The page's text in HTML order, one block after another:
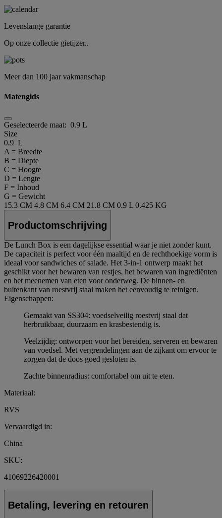
Levenslange garantie
Op onze collectie gietijzer..
Meer dan 100 jaar vakmanschap
Matengids
Geselecteerde maat: 0.9 L
Size
0.9 L
A = Breedte
B = Diepte
C = Hoogte
D = Lengte
F = Inhoud
G = Gewicht
15.3 CM 4.8 CM 6.4 CM 21.8 CM 0.9 L 0.425 KG
Productomschrijving
De Lunch Box is een dagelijkse essential waar je niet zonder kunt.
De capaciteit is perfect voor één maaltijd en de rechthoekige vorm is
ideaal voor sandwiches of salade. Het 3-in-1 ontwerp maakt het
geschikt voor het bewaren van restjes, het bewaren van ingrediënten
en het meenemen van eten voor onderweg. De binnen- en
buitenkant van roestvrij staal maken het eenvoudig te reinigen.
Eigenschappen:
Gemaakt van SS304: voedselveilig roestvrij staal dat
herbruikbaar, duurzaam en krasbestendig is.
Veelzijdig: ontworpen voor het bereiden, serveren en bewaren
van voedsel. Met vergrendelingen aan de zijkant om ervoor te
zorgen dat de doos goed gesloten is.
Zachte binnenradius: comfortabel om uit te eten.
Materiaal:
RVS
Vervaardigd in:
China
SKU:
41069226420001
Betaling, levering en retouren